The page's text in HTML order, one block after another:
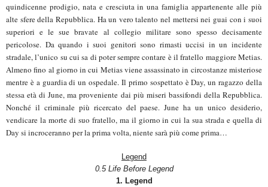
quindicenne prodigio, nata e cresciuta in una famiglia appartenente alle più
alte sfere della Repubblica. Ha un vero talento nel mettersi nei guai con i suoi
superiori e le sue bravate al collegio militare sono spesso decisamente
pericolose. Da quando i suoi genitori sono rimasti uccisi in un incidente
stradale, l’unico su cui sa di poter sempre contare è il fratello maggiore Metias.
Almeno fino al giorno in cui Metias viene assassinato in circostanze misteriose
mentre è a guardia di un ospedale. Il primo sospettato è Day, un ragazzo della
stessa età di June, ma proveniente dai più miseri bassifondi della Repubblica.
Nonché il criminale più ricercato del paese. June ha un unico desiderio,
vendicare la morte di suo fratello, ma il giorno in cui la sua strada e quella di
Day si incroceranno per la prima volta, niente sarà più come prima…
Legend
0.5 Life Before Legend
1. Legend